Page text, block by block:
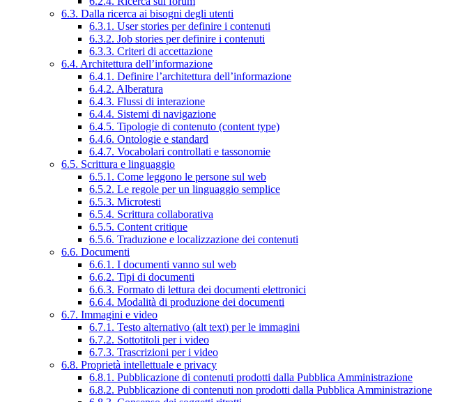
6.3. Dalla ricerca ai bisogni degli utenti
6.3.1. User stories per definire i contenuti
6.3.2. Job stories per definire i contenuti
6.3.3. Criteri di accettazione
6.4. Architettura dell’informazione
6.4.1. Definire l’architettura dell’informazione
6.4.2. Alberatura
6.4.3. Flussi di interazione
6.4.4. Sistemi di navigazione
6.4.5. Tipologie di contenuto (content type)
6.4.6. Ontologie e standard
6.4.7. Vocabolari controllati e tassonomie
6.5. Scrittura e linguaggio
6.5.1. Come leggono le persone sul web
6.5.2. Le regole per un linguaggio semplice
6.5.3. Microtesti
6.5.4. Scrittura collaborativa
6.5.5. Content critique
6.5.6. Traduzione e localizzazione dei contenuti
6.6. Documenti
6.6.1. I documenti vanno sul web
6.6.2. Tipi di documenti
6.6.3. Formato di lettura dei documenti elettronici
6.6.4. Modalità di produzione dei documenti
6.7. Immagini e video
6.7.1. Testo alternativo (alt text) per le immagini
6.7.2. Sottotitoli per i video
6.7.3. Trascrizioni per i video
6.8. Proprietà intellettuale e privacy
6.8.1. Pubblicazione di contenuti prodotti dalla Pubblica Amministrazione
6.8.2. Pubblicazione di contenuti non prodotti dalla Pubblica Amministrazione